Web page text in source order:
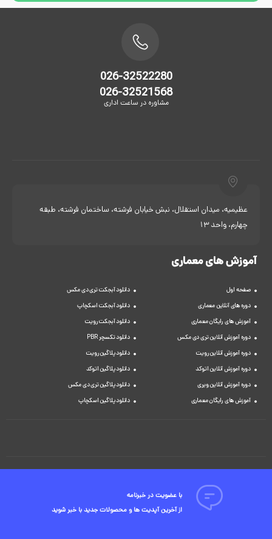
026-32522280
026-32521568
مشاوره در ساعت اداری
عظیمیه، میدان استقلال، نبش خیابان فرشته، ساختمان فرشته، طبقه
چهارم، واحد 13
آموزش های معماری
صفحه اول
دوره های آنلاین معماری
آموزش های رایگان معماری
دوره آموزش آنلاین تری دی مکس
دوره آموزش آنلاین رویت
دوره آموزش آنلاین اتوکد
دوره آموزش آنلاین ویری
آموزش های رایگان معماری
دانلود آبجکت تری دی مکس
دانلود آبجکت اسکچاپ
دانلود آبجکت رویت
دانلود تکسچر PBR
دانلود پلاگین رویت
دانلود پلاگین اتوکد
دانلود پلاگین تری دی مکس
دانلود پلاگین اسکچاپ
با عضویت در خبرنامه
از آخرین آپدیت ها و محصولات جدید با خبر شوید